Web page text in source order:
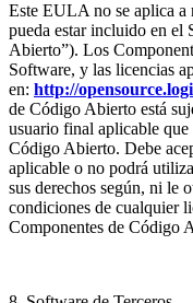
Este EULA no se aplica a
pueda estar incluido en el
Abierto”). Los
Software, y las licencias
en: http://
de Código Abierto está
usuario final aplicable
Código Abierto. Debe
aplicable o no podrá
sus derechos según, ni le
condiciones de cualquier
Componentes de Código